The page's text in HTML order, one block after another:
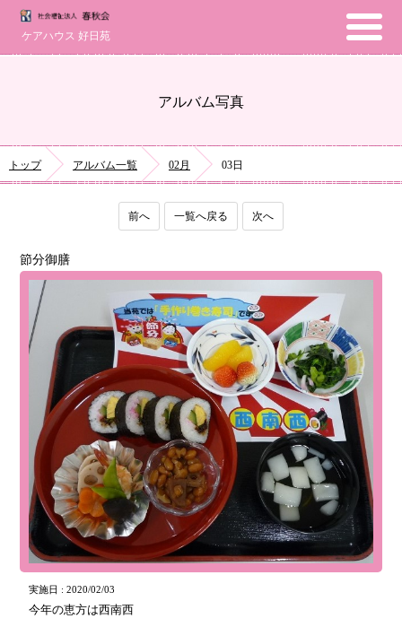
ケアハウス 好日苑
アルバム写真
トップ アルバム一覧 02月 03日
前へ 一覧へ戻る 次へ
節分御膳
実施日 : 2020/02/03
今年の恵方は西南西